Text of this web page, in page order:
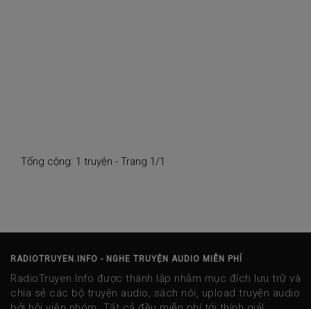
Tổng cộng: 1 truyện - Trang 1/1
RADIOTRUYEN.INFO - NGHE TRUYỆN AUDIO MIỄN PHÍ
RadioTruyen.Info được thành lập nhằm mục đích lưu trữ và
chia sẻ các bộ truyện audio, sách nói, upload truyện audio